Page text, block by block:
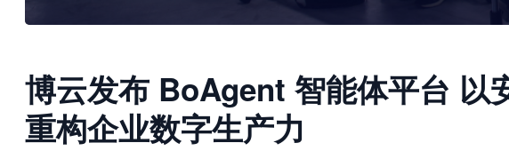
博云发布 BoAgent 智能体平台 以
重构企业数字生产力